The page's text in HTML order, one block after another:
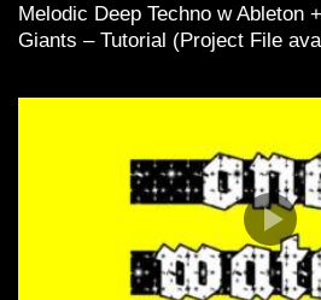
Melodic Deep Techno w Ableton
Giants – Tutorial (Project File